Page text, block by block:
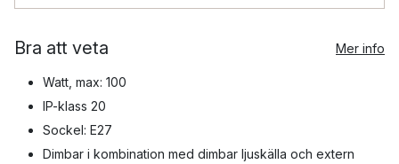
Bra att veta Mer info
Watt, max: 100
IP-klass 20
Sockel: E27
Dimbar i kombination med dimbar ljuskälla och extern